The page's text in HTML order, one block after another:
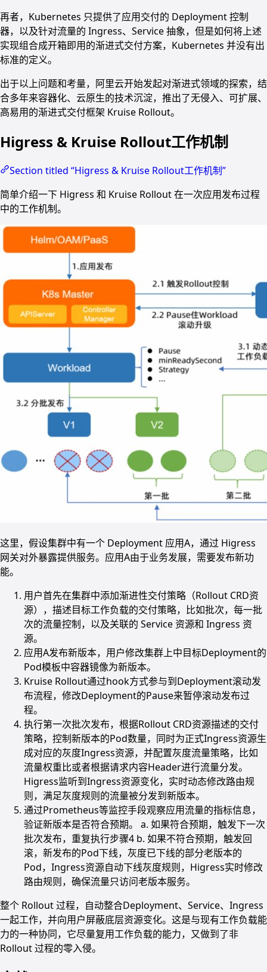
再者，Kubernetes 只提供了应用交付的 Deployment 控制
器，以及针对流量的 Ingress、Service 抽象，但是如何将上述
实现组合成开箱即用的渐进式交付方案，Kubernetes 并没有出
标准的定义。
出于以上问题和考量，阿里云开始发起对渐进式领域的探索，结
合多年来容器化、云原生的技术沉淀，推出了无侵入、可扩展、
高易用的渐进式交付框架 Kruise Rollout。
Higress & Kruise Rollout工作机制
Section titled “Higress & Kruise Rollout工作机制”
简单介绍一下 Higress 和 Kruise Rollout 在一次应用发布过程
中的工作机制。
这里，假设集群中有一个 Deployment 应用A，通过 Higress
网关对外暴露提供服务。应用A由于业务发展，需要发布新功
能。
用户首先在集群中添加渐进性交付策略（Rollout CRD资
源），描述目标工作负载的交付策略，比如批次，每一批
次的流量控制，以及关联的 Service 资源和 Ingress 资
源。
应用A发布新版本，用户修改集群上中目标Deployment的
Pod模板中容器镜像为新版本。
Kruise Rollout通过hook方式参与到Deployment滚动发
布流程，修改Deployment的Pause来暂停滚动发布过
程。
执行第一次批次发布，根据Rollout CRD资源描述的交付
策略，控制新版本的Pod数量，同时为正式Ingress资源生
成对应的灰度Ingress资源，并配置灰度流量策略，比如
流量权重比或者根据请求内容Header进行流量分发。
Higress监听到Ingress资源变化，实时动态修改路由规
则，满足灰度规则的流量被分发到新版本。
通过Prometheus等监控手段观察应用流量的指标信息，
验证新版本是否符合预期。 a. 如果符合预期，触发下一次
批次发布，重复执行步骤4 b. 如果不符合预期，触发回
滚，新发布的Pod下线，灰度已下线的部分老版本的
Pod，Ingress资源自动下线灰度规则，Higress实时修改
路由规则，确保流量只访问老版本服务。
整个 Rollout 过程，自动整合Deployment、Service、Ingress
一起工作，并向用户屏蔽底层资源变化。这是与现有工作负载能
力的一种协同，它尽量复用工作负载的能力，又做到了非
Rollout 过程的零入侵。